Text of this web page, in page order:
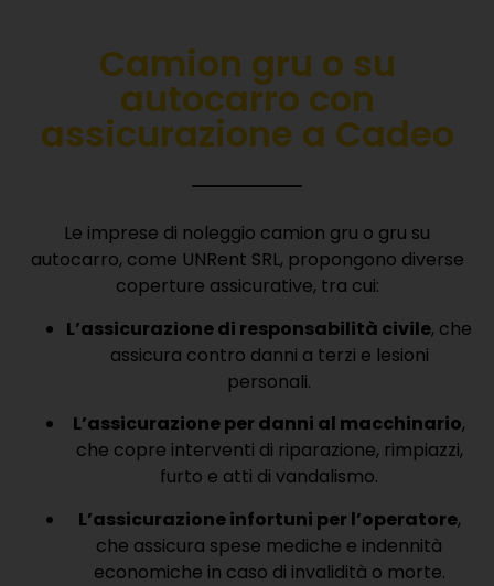
Camion gru o su
autocarro con
assicurazione a Cadeo
Le imprese di noleggio camion gru o gru su
autocarro, come UNRent SRL, propongono diverse
coperture assicurative, tra cui:
L’assicurazione di responsabilità civile, che
assicura contro danni a terzi e lesioni
personali.
L’assicurazione per danni al macchinario,
che copre interventi di riparazione, rimpiazzi,
furto e atti di vandalismo.
L’assicurazione infortuni per l’operatore,
che assicura spese mediche e indennità
economiche in caso di invalidità o morte.